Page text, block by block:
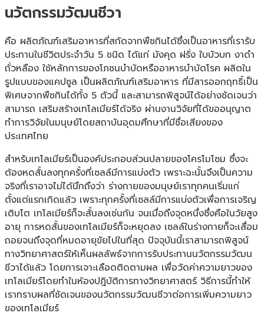
นวัตกรรมวัฒนชีวา
คือ ผลิตภัณฑ์เสริมอาหารที่สกัดจากพืชกินได้ซึ่งเป็นอาหารที่เรารับ
ประทานในชีวิตประจำวัน 5 ชนิด ได้แก่ มังคุด ฝรั่ง ใบบัวบก งาดำ
ถั่วหลือง ใช้หลักการของโภชนบำบัดหรืออาหารบำบัดโรค ผลิตใน
รูปแบบของแคปซูล เป็นผลิตภัณฑ์เสริมอาหาร ที่มีสารออกฤทธิ์เป็น
พิเศษจากพืชกินได้ทั้ง 5 ตัวนี้ และสามารถพิสูจน์ได้อย่างชัดเจนว่า
สามารถ เสริมสร้างเทโลเมียร์ได้จริง ผ่านงานวิจัยที่ได้ขออนุญาต
ทำการวิจัยในมนุษย์โดยสถาบันอุดมศึกษาที่มีชื่อเสียงของ
ประเทศไทย
สำหรับเทโลเมียร์เป็นองค์ประกอบส่วนปลายของโครโมโซม ซึ่งจะ
ต้องหดสั้นลงทุกครั้งที่เซลล์มีการแบ่งตัว เพราะฉะนั้นจึงเป็นความ
จริงที่เราอาจไม่ได้นึกถึงว่า ร่างกายของมนุษย์เราทุกคนเริ่มแก่
ตั้งแต่แรกเกิดแล้ว เพราะทุกครั้งที่เซลล์มีการแบ่งตัวเพื่อการเจริญ
เติบโต เทโลเมียร์ก็จะสั้นลงเช่นกัน จนเมื่อถึงจุดหนึ่งซึ่งคือในวัยสูง
อายุ การหดสั้นของเทโลเมียร์ก็จะหยุดลง เซลล์ในร่างกายก็จะเสื่อม
ถอยจนถึงจุดที่หมดอายุขัยไปในที่สุด ปัจจุบันนี้เราสามารถพิสูจน์
ทางวิทยาศาสตร์ให้เห็นผลลัพธ์จากการรับประทานนวัตกรรมวัฒน
ชีวาได้แล้ว โดยการเจาะเลือดติดตามผล เพื่อวัดค่าความยาวของ
เทโลเมียร์โดยทำในห้องปฎิบัติการทางวิทยาศาสตร์ วิธีการนี้ทำให้
เราทราบผลที่ชัดเจนของนวัตกรรมวัฒนชีวาต่อการเพิ่มความยาว
ของเทโลเมียร์